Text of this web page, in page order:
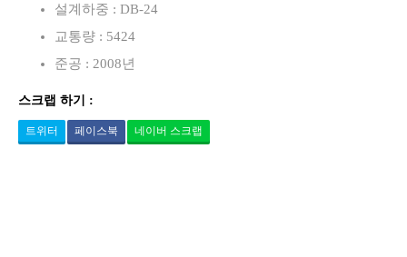
설계하중 : DB-24
교통량 : 5424
준공 : 2008년
스크랩 하기 :
트위터 페이스북 네이버 스크랩